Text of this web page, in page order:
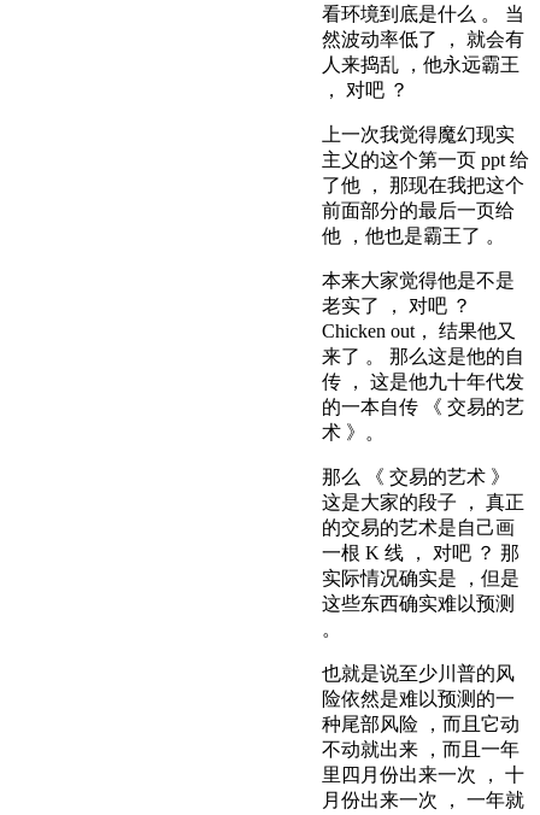
看环境到底是什么 。 当
然波动率低了 ， 就会有
人来捣乱 ，他永远霸王
， 对吧 ？
上一次我觉得魔幻现实
主义的这个第一页 ppt 给
了他 ， 那现在我把这个
前面部分的最后一页给
他 ，他也是霸王了 。
本来大家觉得他是不是
老实了 ， 对吧 ？
Chicken out， 结果他又
来了 。 那么这是他的自
传 ， 这是他九十年代发
的一本自传 《 交易的艺
术 》。
那么 《 交易的艺术 》
这是大家的段子 ， 真正
的交易的艺术是自己画
一根 K 线 ， 对吧 ？ 那
实际情况确实是 ，但是
这些东西确实难以预测
。
也就是说至少川普的风
险依然是难以预测的一
种尾部风险 ，而且它动
不动就出来 ，而且一年
里四月份出来一次 ， 十
月份出来一次 ， 一年就